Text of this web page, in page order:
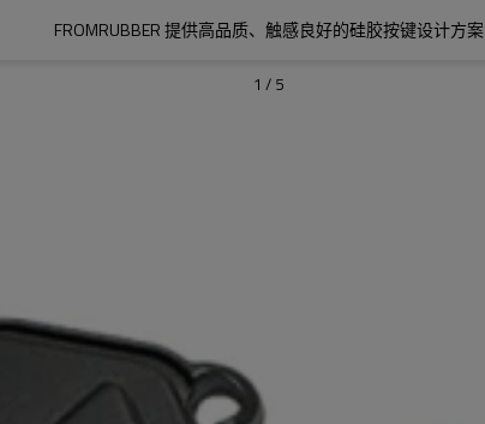
FROMRUBBER 提供高品质、触感良好的硅胶按键设计方案
1 / 5